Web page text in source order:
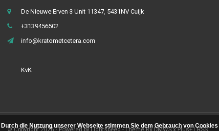
De Nieuwe Erven 3 Unit 11347, 5431NV Cuijk
+3139456502
info@kratometcetera.com
KvK
© Copyright 2026 - Powered byLightspeed- Theme By DMWSxPlus+|RSS
Durch die Nutzung unserer Webseite stimmen Sie dem Gebrauch von Cookies